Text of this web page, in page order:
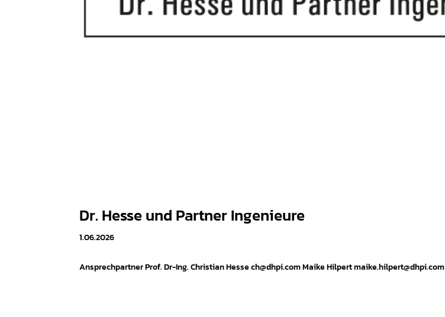
Dr. Hesse und Partner Ingenieure
1.06.2026
Ansprechpartner Prof. Dr-Ing. Christian Hesse ch@dhpi.com Maike Hilpert maike.hilpert@dhpi.com